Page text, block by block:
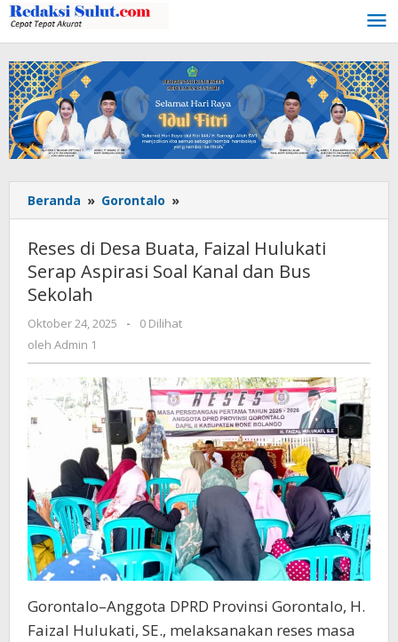
Lewati
ke
konten
Beranda » Gorontalo »
di
Buata,
Faizal
Kanal
dan
Bus
Sekolah
Reses di Desa Buata, Faizal Hulukati
Serap Aspirasi Soal Kanal dan Bus
Sekolah
Oktober 24, 2025
oleh
-
0 Dilihat
oleh Admin 1
Gorontalo–Anggota DPRD Provinsi Gorontalo, H.
Faizal Hulukati, SE., melaksanakan reses masa